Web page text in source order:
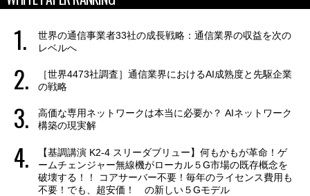
世界の通信事業者33社の成長戦略：通信業界の収益を次の
レベルへ
［世界4473社調査］通信業界におけるAI成熟度と先駆企業
の戦略
高価な専用ネットワークは本当に必要か？ AIネットワーク
構築の現実解
【基調講演 K2-4 スリーダブリュー】何もかもが革命！ゲ
ームチェンジャー無線機がローカル５G市場の既存概念を
破壊する！！ コアサーバー不要！毎年のライセンス費用も
不要！でも、超安価！ の新しい５Gモデル